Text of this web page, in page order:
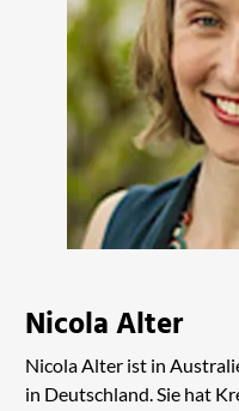
Nicola Alter
Nicola Alter ist in
in Deutschland. Sie hat